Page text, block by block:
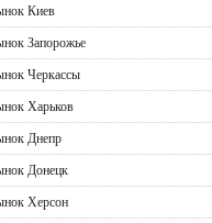
Киев
Запорожье
Черкассы
Харьков
Днепр
Донецк
Херсон